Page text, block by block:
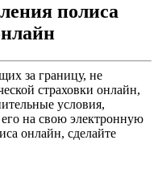
полиса
за границу, не
страховки онлайн,
условия,
на свою электронную
онлайн, сделайте